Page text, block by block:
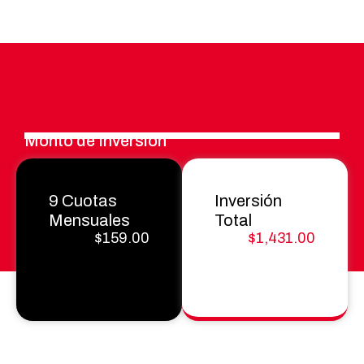
Monto deInversión
9 Cuotas
Mensuales
$159.00
Inversión
Total
$1,431.00